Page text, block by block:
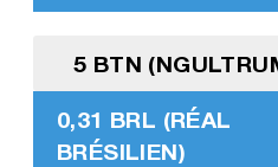
5 BTN
0,31 BRL (RÉAL
BRÉSILIEN)